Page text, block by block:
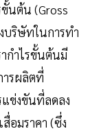
ขั้นต้น (Gross
บริษัทในการทำ
กำไรขั้นต้นมี
รผลิตที่
ข่งขันที่ลดลง
อมราคา (ซึ่ง